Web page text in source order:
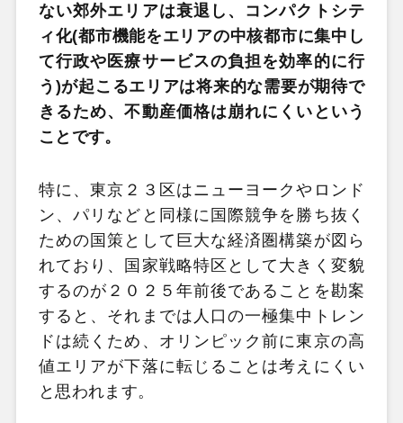
ない郊外エリアは衰退し、コンパクトシテ
ィ化(都市機能をエリアの中核都市に集中し
て行政や医療サービスの負担を効率的に行
う)が起こるエリアは将来的な需要が期待で
きるため、不動産価格は崩れにくいという
ことです。
特に、東京２３区はニューヨークやロンド
ン、パリなどと同様に国際競争を勝ち抜く
ための国策として巨大な経済圏構築が図ら
れており、国家戦略特区として大きく変貌
するのが２０２５年前後であることを勘案
すると、それまでは人口の一極集中トレン
ドは続くため、オリンピック前に東京の高
値エリアが下落に転じることは考えにくい
と思われます。